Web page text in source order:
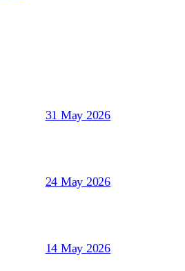
31 May 2026
24 May 2026
14 May 2026